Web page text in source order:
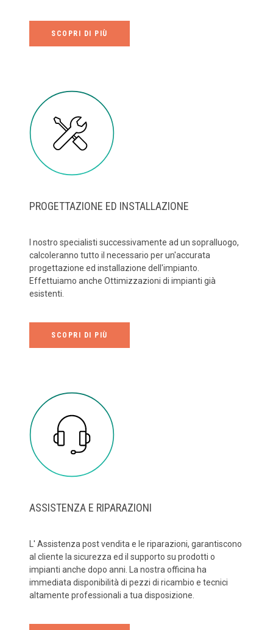
SCOPRI DI PIÙ
PROGETTAZIONE ED INSTALLAZIONE
I nostro specialisti successivamente ad un sopralluogo,
calcoleranno tutto il necessario per un'accurata
progettazione ed installazione dell'impianto.
Effettuiamo anche Ottimizzazioni di impianti già
esistenti.
SCOPRI DI PIÙ
ASSISTENZA E RIPARAZIONI
L' Assistenza post vendita e le riparazioni, garantiscono
al cliente la sicurezza ed il supporto su prodotti o
impianti anche dopo anni. La nostra officina ha
immediata disponibilità di pezzi di ricambio e tecnici
altamente professionali a tua disposizione.